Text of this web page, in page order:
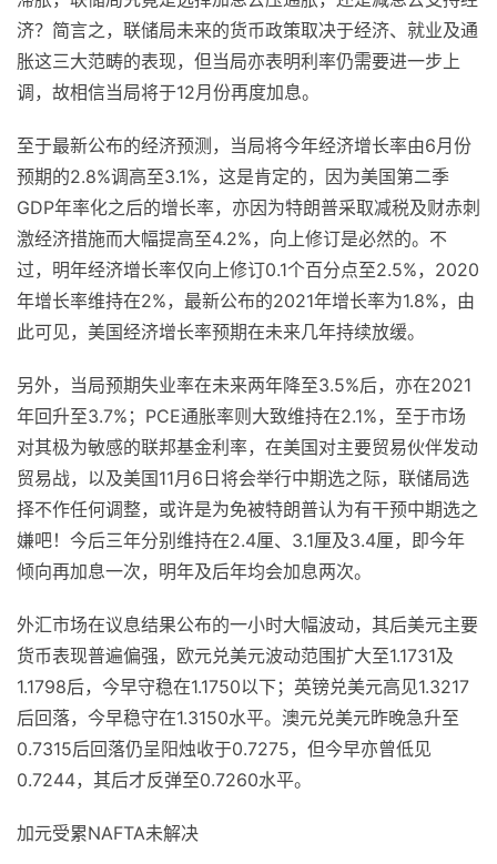
济？简言之，联储局未来的货币政策取决于经济、就业及通
胀这三大范畴的表现，但当局亦表明利率仍需要进一步上
调，故相信当局将于12月份再度加息。
至于最新公布的经济预测，当局将今年经济增长率由6月份
预期的2.8%调高至3.1%，这是肯定的，因为美国第二季
GDP年率化之后的增长率，亦因为特朗普采取减税及财赤刺
激经济措施而大幅提高至4.2%，向上修订是必然的。不
过，明年经济增长率仅向上修订0.1个百分点至2.5%，2020
年增长率维持在2%，最新公布的2021年增长率为1.8%，由
此可见，美国经济增长率预期在未来几年持续放缓。
另外，当局预期失业率在未来两年降至3.5%后，亦在2021
年回升至3.7%；PCE通胀率则大致维持在2.1%，至于市场
对其极为敏感的联邦基金利率，在美国对主要贸易伙伴发动
贸易战，以及美国11月6日将会举行中期选之际，联储局选
择不作任何调整，或许是为免被特朗普认为有干预中期选之
嫌吧！今后三年分别维持在2.4厘、3.1厘及3.4厘，即今年
倾向再加息一次，明年及后年均会加息两次。
外汇市场在议息结果公布的一小时大幅波动，其后美元主要
货币表现普遍偏强，欧元兑美元波动范围扩大至1.1731及
1.1798后，今早守稳在1.1750以下；英镑兑美元高见1.3217
后回落，今早稳守在1.3150水平。澳元兑美元昨晚急升至
0.7315后回落仍呈阳烛收于0.7275，但今早亦曾低见
0.7244，其后才反弹至0.7260水平。
加元受累NAFTA未解决